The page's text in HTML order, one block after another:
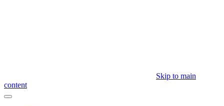
Skip to main
content